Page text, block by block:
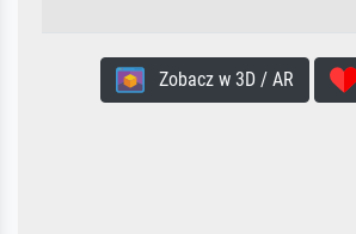
Zobacz w 3D / AR